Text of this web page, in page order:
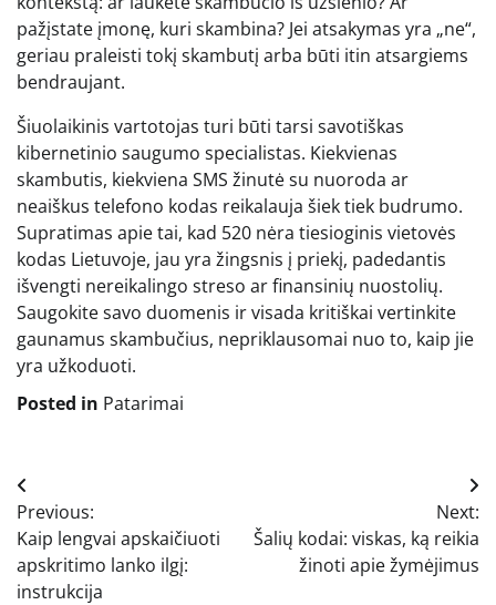
pažįstate įmonę, kuri skambina? Jei atsakymas yra „ne“,
geriau praleisti tokį skambutį arba būti itin atsargiems
bendraujant.
Šiuolaikinis vartotojas turi būti tarsi savotiškas
kibernetinio saugumo specialistas. Kiekvienas
skambutis, kiekviena SMS žinutė su nuoroda ar
neaiškus telefono kodas reikalauja šiek tiek budrumo.
Supratimas apie tai, kad 520 nėra tiesioginis vietovės
kodas Lietuvoje, jau yra žingsnis į priekį, padedantis
išvengti nereikalingo streso ar finansinių nuostolių.
Saugokite savo duomenis ir visada kritiškai vertinkite
gaunamus skambučius, nepriklausomai nuo to, kaip jie
yra užkoduoti.
Posted in Patarimai
Navigacija
tarp
įrašų
Previous:
Kaip lengvai apskaičiuoti
apskritimo lanko ilgį:
instrukcija
Next:
Šalių kodai: viskas, ką reikia
žinoti apie žymėjimus